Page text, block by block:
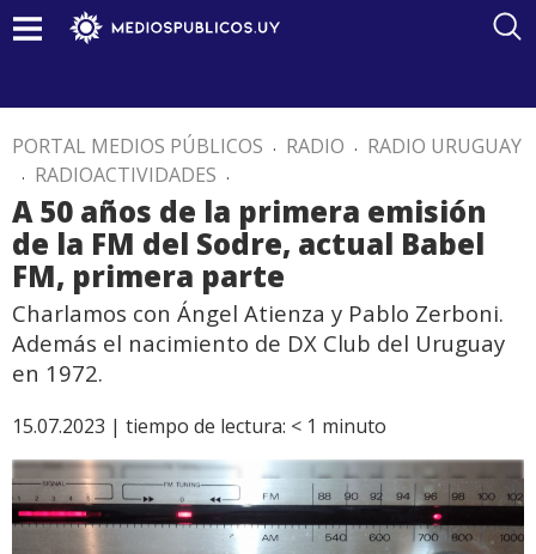
PORTAL MEDIOS PÚBLICOS . RADIO . RADIO URUGUAY
. RADIOACTIVIDADES .
A 50 años de la primera emisión
de la FM del Sodre, actual Babel
FM, primera parte
Charlamos con Ángel Atienza y Pablo Zerboni.
Además el nacimiento de DX Club del Uruguay
en 1972.
15.07.2023 | tiempo de lectura: < 1 minuto